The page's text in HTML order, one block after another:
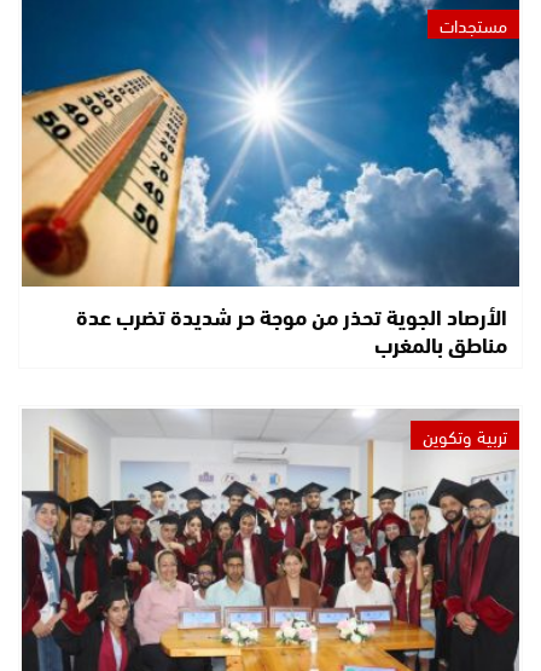
مستجدات
الأرصاد الجوية تحذر من موجة حر شديدة تضرب عدة
مناطق بالمغرب
تربية وتكوين